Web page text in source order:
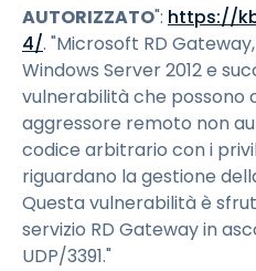
AUTORIZZATO": https://
4/. "Microsoft RD
Windows Server 2012 e
vulnerabilità che possono
aggressore remoto non
codice arbitrario con i
riguardano la gestione
Questa vulnerabilità è
servizio RD Gateway in
UDP/3391."